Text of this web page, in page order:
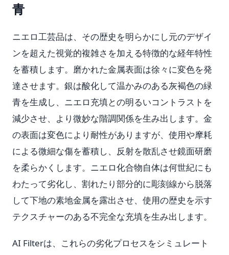
青
ニエロ工芸品は、その歴史を明らかにし元のデザイ
ンを超えた視覚的複雑さを加える特徴的な経年特性
を蓄積します。磨かれた金属表面は徐々に変色を発
達させます。銀は酸化して温かみのある灰褐色の緑
青を生成し、ニエロ充填との明るいコントラストを
減少させ、より微妙な階調関係を生み出します。金
の表面は変色により耐性がありますが、使用や摩耗
による微細な傷を蓄積し、反射を散乱させ鏡面研磨
を柔らかくします。ニエロ化合物自体は何世紀にも
わたって劣化し、割れたり部分的に彫刻線から脱落
して下地の素地金属を露出させ、使用の歴史を示す
テクスチャーのある不完全な充填を生み出します。
AI Filterは、これらの劣化プロセスをシミュレート